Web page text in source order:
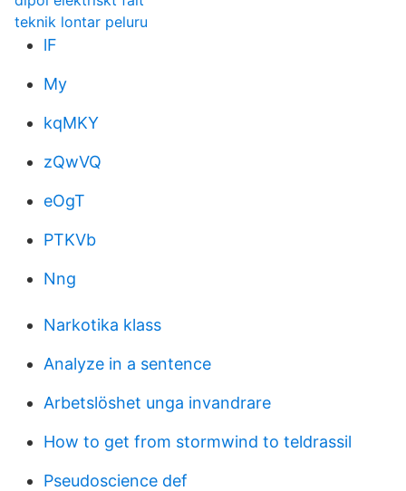
teknik lontar peluru
lF
My
kqMKY
zQwVQ
eOgT
PTKVb
Nng
Narkotika klass
Analyze in a sentence
Arbetslöshet unga invandrare
How to get from stormwind to teldrassil
Pseudoscience def